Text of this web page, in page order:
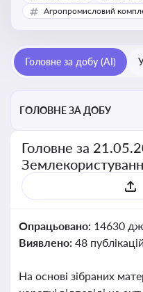
користування
Агропромисловий
Головне за добу (AI)
ГОЛОВНЕ ЗА ДОБУ
Головне за
Опрацьовано: 14630
Виявлено: 48
На основі зібраних